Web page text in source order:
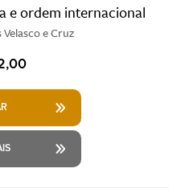
e ordem internacional
e Cruz